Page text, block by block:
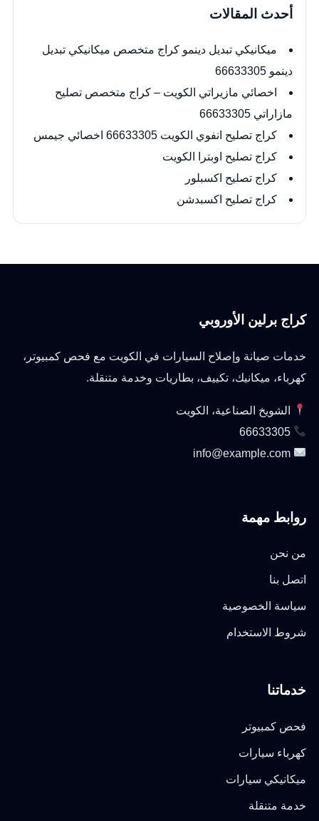
أحدث المقالات
ميكانيكي تبديل دينمو كراج متخصص ميكانيكي تبديل
دينمو 66633305
اخصائي مازيراتي الكويت – كراج متخصص تصليح
مازاراتي 66633305
كراج تصليح انفوي الكويت 66633305 اخصائي جيمس
كراج تصليح اوبترا الكويت
كراج تصليح اكسبلور
كراج تصليح اكسبدشن
كراج برلين الأوروبي
خدمات صيانة وإصلاح السيارات في الكويت مع فحص كمبيوتر،
كهرباء، ميكانيك، تكييف، بطاريات وخدمة متنقلة.
الشويخ الصناعية، الكويت
66633305
info@example.com
روابط مهمة
من نحن
اتصل بنا
سياسة الخصوصية
شروط الاستخدام
خدماتنا
فحص كمبيوتر
كهرباء سيارات
ميكانيكي سيارات
خدمة متنقلة